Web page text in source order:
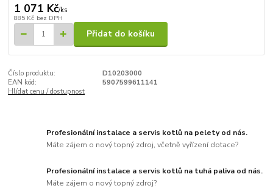
1 071 Kč/ks
885 Kč bez DPH
Přidat do košíku
Číslo produktu:
D10203000
EAN kód:
5907599611141
Hlídat cenu / dostupnost
Profesionální instalace a servis kotlů na pelety od nás.
Máte zájem o nový topný zdroj, včetně vyřízení dotace?
Profesionální instalace a servis kotlů na tuhá paliva od nás.
Máte zájem o nový topný zdroj?